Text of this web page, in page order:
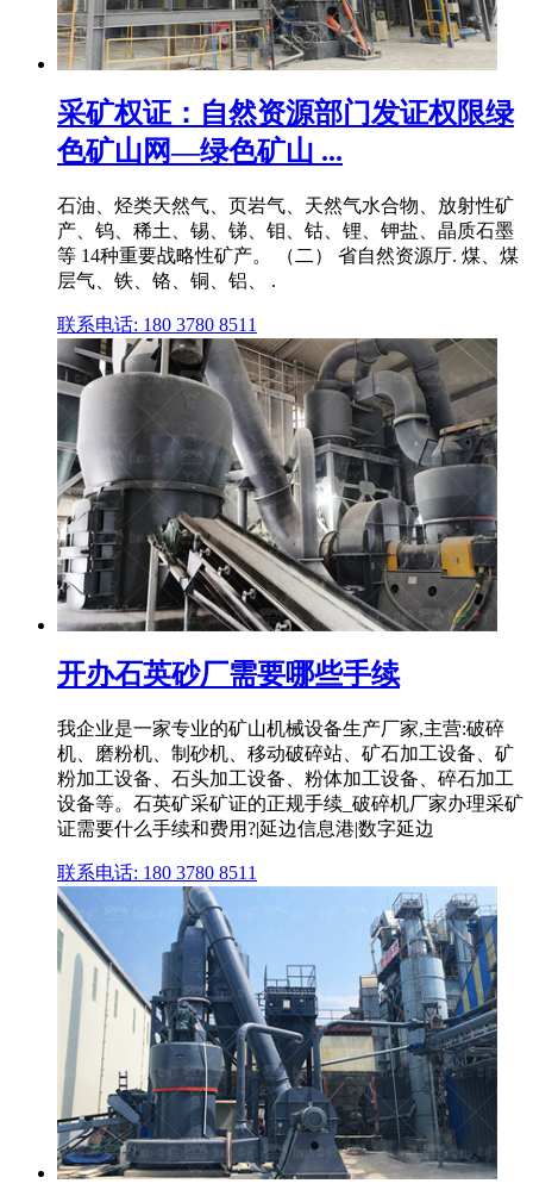
采矿权证：自然资源部门发证权限绿
色矿山网—绿色矿山 ...
石油、烃类天然气、页岩气、天然气水合物、放射性矿
产、钨、稀土、锡、锑、钼、钴、锂、钾盐、晶质石墨
等 14种重要战略性矿产。 （二） 省自然资源厅. 煤、煤
层气、铁、铬、铜、铝、 .
联系电话: 180 3780 8511
开办石英砂厂需要哪些手续
我企业是一家专业的矿山机械设备生产厂家,主营:破碎
机、磨粉机、制砂机、移动破碎站、矿石加工设备、矿
粉加工设备、石头加工设备、粉体加工设备、碎石加工
设备等。石英矿采矿证的正规手续_破碎机厂家办理采矿
证需要什么手续和费用?|延边信息港|数字延边
联系电话: 180 3780 8511